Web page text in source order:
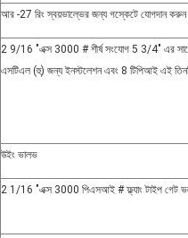
আর -27 রিং স্বয়ভাল্ভের জন্য গস্কেটে যোগদান করুন
2 9/16 "এক্স 3000 # শীর্ষ সংযোগ 5 3/4" এর
এসটিএল (হু) জন্য ইনস্টলেশন এবং 8 টিপিআই এই
উইং ভালভ
2 1/16 "এক্স 3000 পিএসআই # ফ্ল্যাং টাইপ গেট